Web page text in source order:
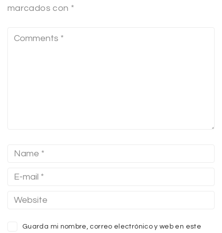
marcados con *
Guarda mi nombre, correo electrónico y web en este